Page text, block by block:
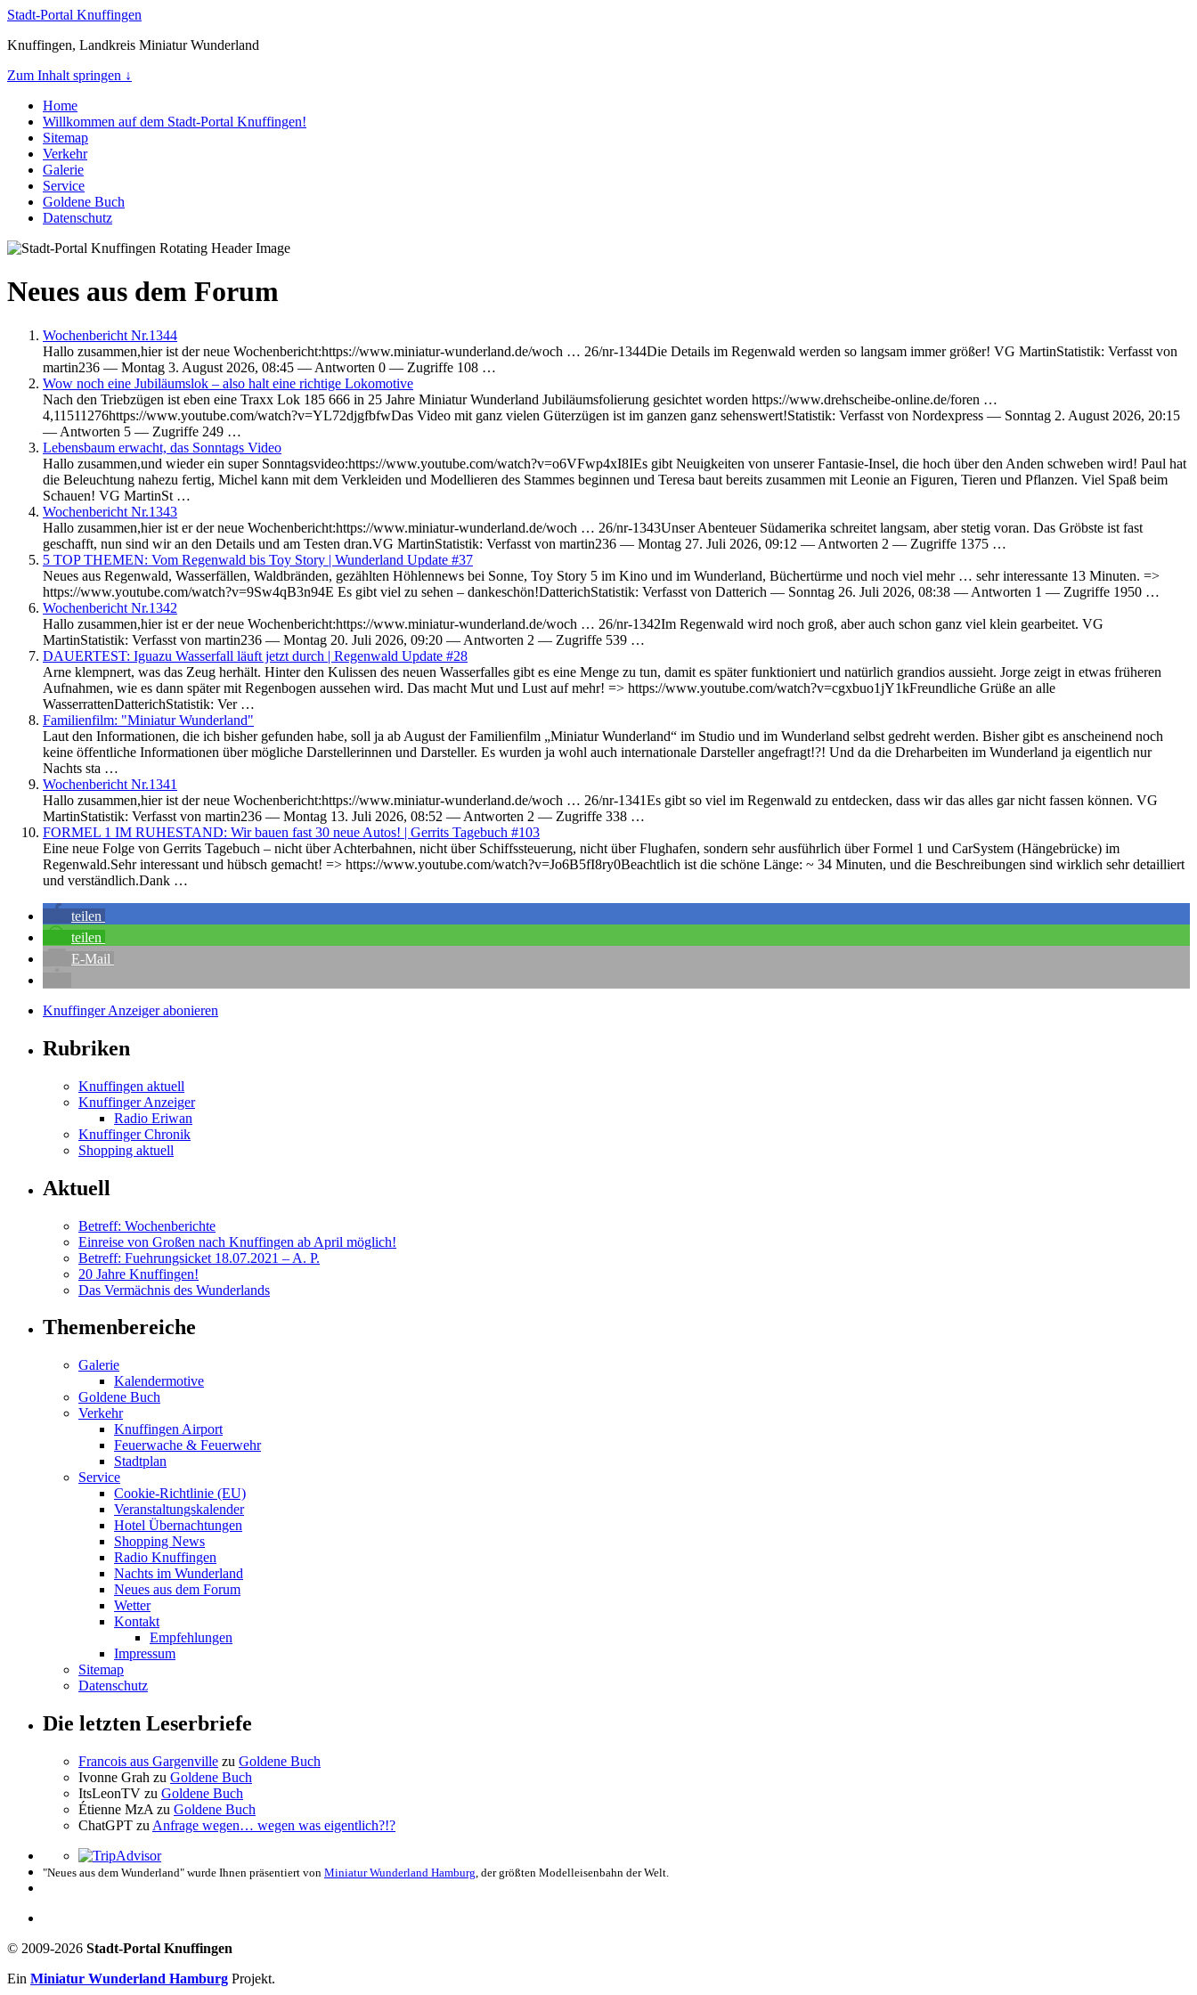
Stadt-Portal Knuffingen
Knuffingen, Landkreis Miniatur Wunderland
Zum Inhalt springen ↓
Home
Willkommen auf dem Stadt-Portal Knuffingen!
Sitemap
Verkehr
Galerie
Service
Goldene Buch
Datenschutz
Neues aus dem Forum
Wochenbericht Nr.1344
Hallo zusammen,hier ist der neue Wochenbericht:https://www.miniatur-wunderland.de/woch … 26/nr-1344Die Details im Regenwald werden so langsam immer größer! VG MartinStatistik: Verfasst von
martin236 — Montag 3. August 2026, 08:45 — Antworten 0 — Zugriffe 108 …
Wow noch eine Jubiläumslok – also halt eine richtige Lokomotive
Nach den Triebzügen ist eben eine Traxx Lok 185 666 in 25 Jahre Miniatur Wunderland Jubiläumsfolierung gesichtet worden https://www.drehscheibe-online.de/foren …
4,11511276https://www.youtube.com/watch?v=YL72djgfbfwDas Video mit ganz vielen Güterzügen ist im ganzen ganz sehenswert!Statistik: Verfasst von Nordexpress — Sonntag 2. August 2026, 20:15
— Antworten 5 — Zugriffe 249 …
Lebensbaum erwacht, das Sonntags Video
Hallo zusammen,und wieder ein super Sonntagsvideo:https://www.youtube.com/watch?v=o6VFwp4xI8IEs gibt Neuigkeiten von unserer Fantasie-Insel, die hoch über den Anden schweben wird! Paul hat
die Beleuchtung nahezu fertig, Michel kann mit dem Verkleiden und Modellieren des Stammes beginnen und Teresa baut bereits zusammen mit Leonie an Figuren, Tieren und Pflanzen. Viel Spaß beim
Schauen! VG MartinSt …
Wochenbericht Nr.1343
Hallo zusammen,hier ist er der neue Wochenbericht:https://www.miniatur-wunderland.de/woch … 26/nr-1343Unser Abenteuer Südamerika schreitet langsam, aber stetig voran. Das Gröbste ist fast
geschafft, nun sind wir an den Details und am Testen dran.VG MartinStatistik: Verfasst von martin236 — Montag 27. Juli 2026, 09:12 — Antworten 2 — Zugriffe 1375 …
5 TOP THEMEN: Vom Regenwald bis Toy Story | Wunderland Update #37
Neues aus Regenwald, Wasserfällen, Waldbränden, gezählten Höhlennews bei Sonne, Toy Story 5 im Kino und im Wunderland, Büchertürme und noch viel mehr … sehr interessante 13 Minuten. =>
https://www.youtube.com/watch?v=9Sw4qB3n94E Es gibt viel zu sehen – dankeschön!DatterichStatistik: Verfasst von Datterich — Sonntag 26. Juli 2026, 08:38 — Antworten 1 — Zugriffe 1950 …
Wochenbericht Nr.1342
Hallo zusammen,hier ist er der neue Wochenbericht:https://www.miniatur-wunderland.de/woch … 26/nr-1342Im Regenwald wird noch groß, aber auch schon ganz viel klein gearbeitet. VG
MartinStatistik: Verfasst von martin236 — Montag 20. Juli 2026, 09:20 — Antworten 2 — Zugriffe 539 …
DAUERTEST: Iguazu Wasserfall läuft jetzt durch | Regenwald Update #28
Arne klempnert, was das Zeug herhält. Hinter den Kulissen des neuen Wasserfalles gibt es eine Menge zu tun, damit es später funktioniert und natürlich grandios aussieht. Jorge zeigt in etwas früheren
Aufnahmen, wie es dann später mit Regenbogen aussehen wird. Das macht Mut und Lust auf mehr! => https://www.youtube.com/watch?v=cgxbuo1jY1kFreundliche Grüße an alle
WasserrattenDatterichStatistik: Ver …
Familienfilm: "Miniatur Wunderland"
Laut den Informationen, die ich bisher gefunden habe, soll ja ab August der Familienfilm „Miniatur Wunderland“ im Studio und im Wunderland selbst gedreht werden. Bisher gibt es anscheinend noch
keine öffentliche Informationen über mögliche Darstellerinnen und Darsteller. Es wurden ja wohl auch internationale Darsteller angefragt!?! Und da die Dreharbeiten im Wunderland ja eigentlich nur
Nachts sta …
Wochenbericht Nr.1341
Hallo zusammen,hier ist der neue Wochenbericht:https://www.miniatur-wunderland.de/woch … 26/nr-1341Es gibt so viel im Regenwald zu entdecken, dass wir das alles gar nicht fassen können. VG
MartinStatistik: Verfasst von martin236 — Montag 13. Juli 2026, 08:52 — Antworten 2 — Zugriffe 338 …
FORMEL 1 IM RUHESTAND: Wir bauen fast 30 neue Autos! | Gerrits Tagebuch #103
Eine neue Folge von Gerrits Tagebuch – nicht über Achterbahnen, nicht über Schiffssteuerung, nicht über Flughafen, sondern sehr ausführlich über Formel 1 und CarSystem (Hängebrücke) im
Regenwald.Sehr interessant und hübsch gemacht! => https://www.youtube.com/watch?v=Jo6B5fI8ry0Beachtlich ist die schöne Länge: ~ 34 Minuten, und die Beschreibungen sind wirklich sehr detailliert
und verständlich.Dank …
teilen
teilen
E-Mail
Knuffinger Anzeiger abonieren
Rubriken
Knuffingen aktuell
Knuffinger Anzeiger
Radio Eriwan
Knuffinger Chronik
Shopping aktuell
Aktuell
Betreff: Wochenberichte
Einreise von Großen nach Knuffingen ab April möglich!
Betreff: Fuehrungsicket 18.07.2021 – A. P.
20 Jahre Knuffingen!
Das Vermächnis des Wunderlands
Themenbereiche
Galerie
Kalendermotive
Goldene Buch
Verkehr
Knuffingen Airport
Feuerwache & Feuerwehr
Stadtplan
Service
Cookie-Richtlinie (EU)
Veranstaltungskalender
Hotel Übernachtungen
Shopping News
Radio Knuffingen
Nachts im Wunderland
Neues aus dem Forum
Wetter
Kontakt
Empfehlungen
Impressum
Sitemap
Datenschutz
Die letzten Leserbriefe
Francois aus Gargenville zu Goldene Buch
Ivonne Grah zu Goldene Buch
ItsLeonTV zu Goldene Buch
Étienne MzA zu Goldene Buch
ChatGPT zu Anfrage wegen… wegen was eigentlich?!?
"Neues aus dem Wunderland" wurde Ihnen präsentiert von Miniatur Wunderland Hamburg, der größten Modelleisenbahn der Welt.
© 2009-2026 Stadt-Portal Knuffingen
Ein Miniatur Wunderland Hamburg Projekt.